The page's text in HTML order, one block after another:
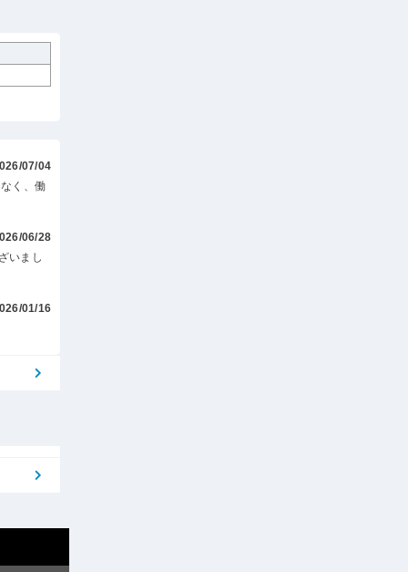
07/04
く、働
06/28
いまし
01/16